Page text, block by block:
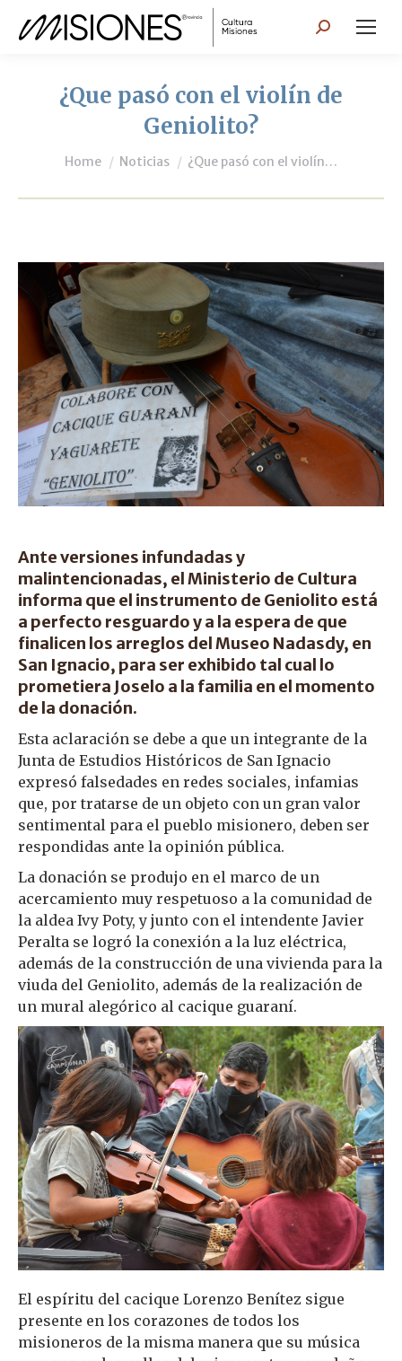
Search:
¿Que pasó con el violín de
Geniolito?
You are here:
Home Noticias ¿Que pasó con el violín…
Ante versiones infundadas y
malintencionadas, el Ministerio de Cultura
informa que el instrumento de Geniolito está
a perfecto resguardo y a la espera de que
finalicen los arreglos del Museo Nadasdy, en
San Ignacio, para ser exhibido tal cual lo
prometiera Joselo a la familia en el momento
de la donación.
Esta aclaración se debe a que un integrante de la
Junta de Estudios Históricos de San Ignacio
expresó falsedades en redes sociales, infamias
que, por tratarse de un objeto con un gran valor
sentimental para el pueblo misionero, deben ser
respondidas ante la opinión pública.
La donación se produjo en el marco de un
acercamiento muy respetuoso a la comunidad de
la aldea Ivy Poty, y junto con el intendente Javier
Peralta se logró la conexión a la luz eléctrica,
además de la construcción de una vivienda para la
viuda del Geniolito, además de la realización de
un mural alegórico al cacique guaraní.
El espíritu del cacique Lorenzo Benítez sigue
presente en los corazones de todos los
misioneros de la misma manera que su música